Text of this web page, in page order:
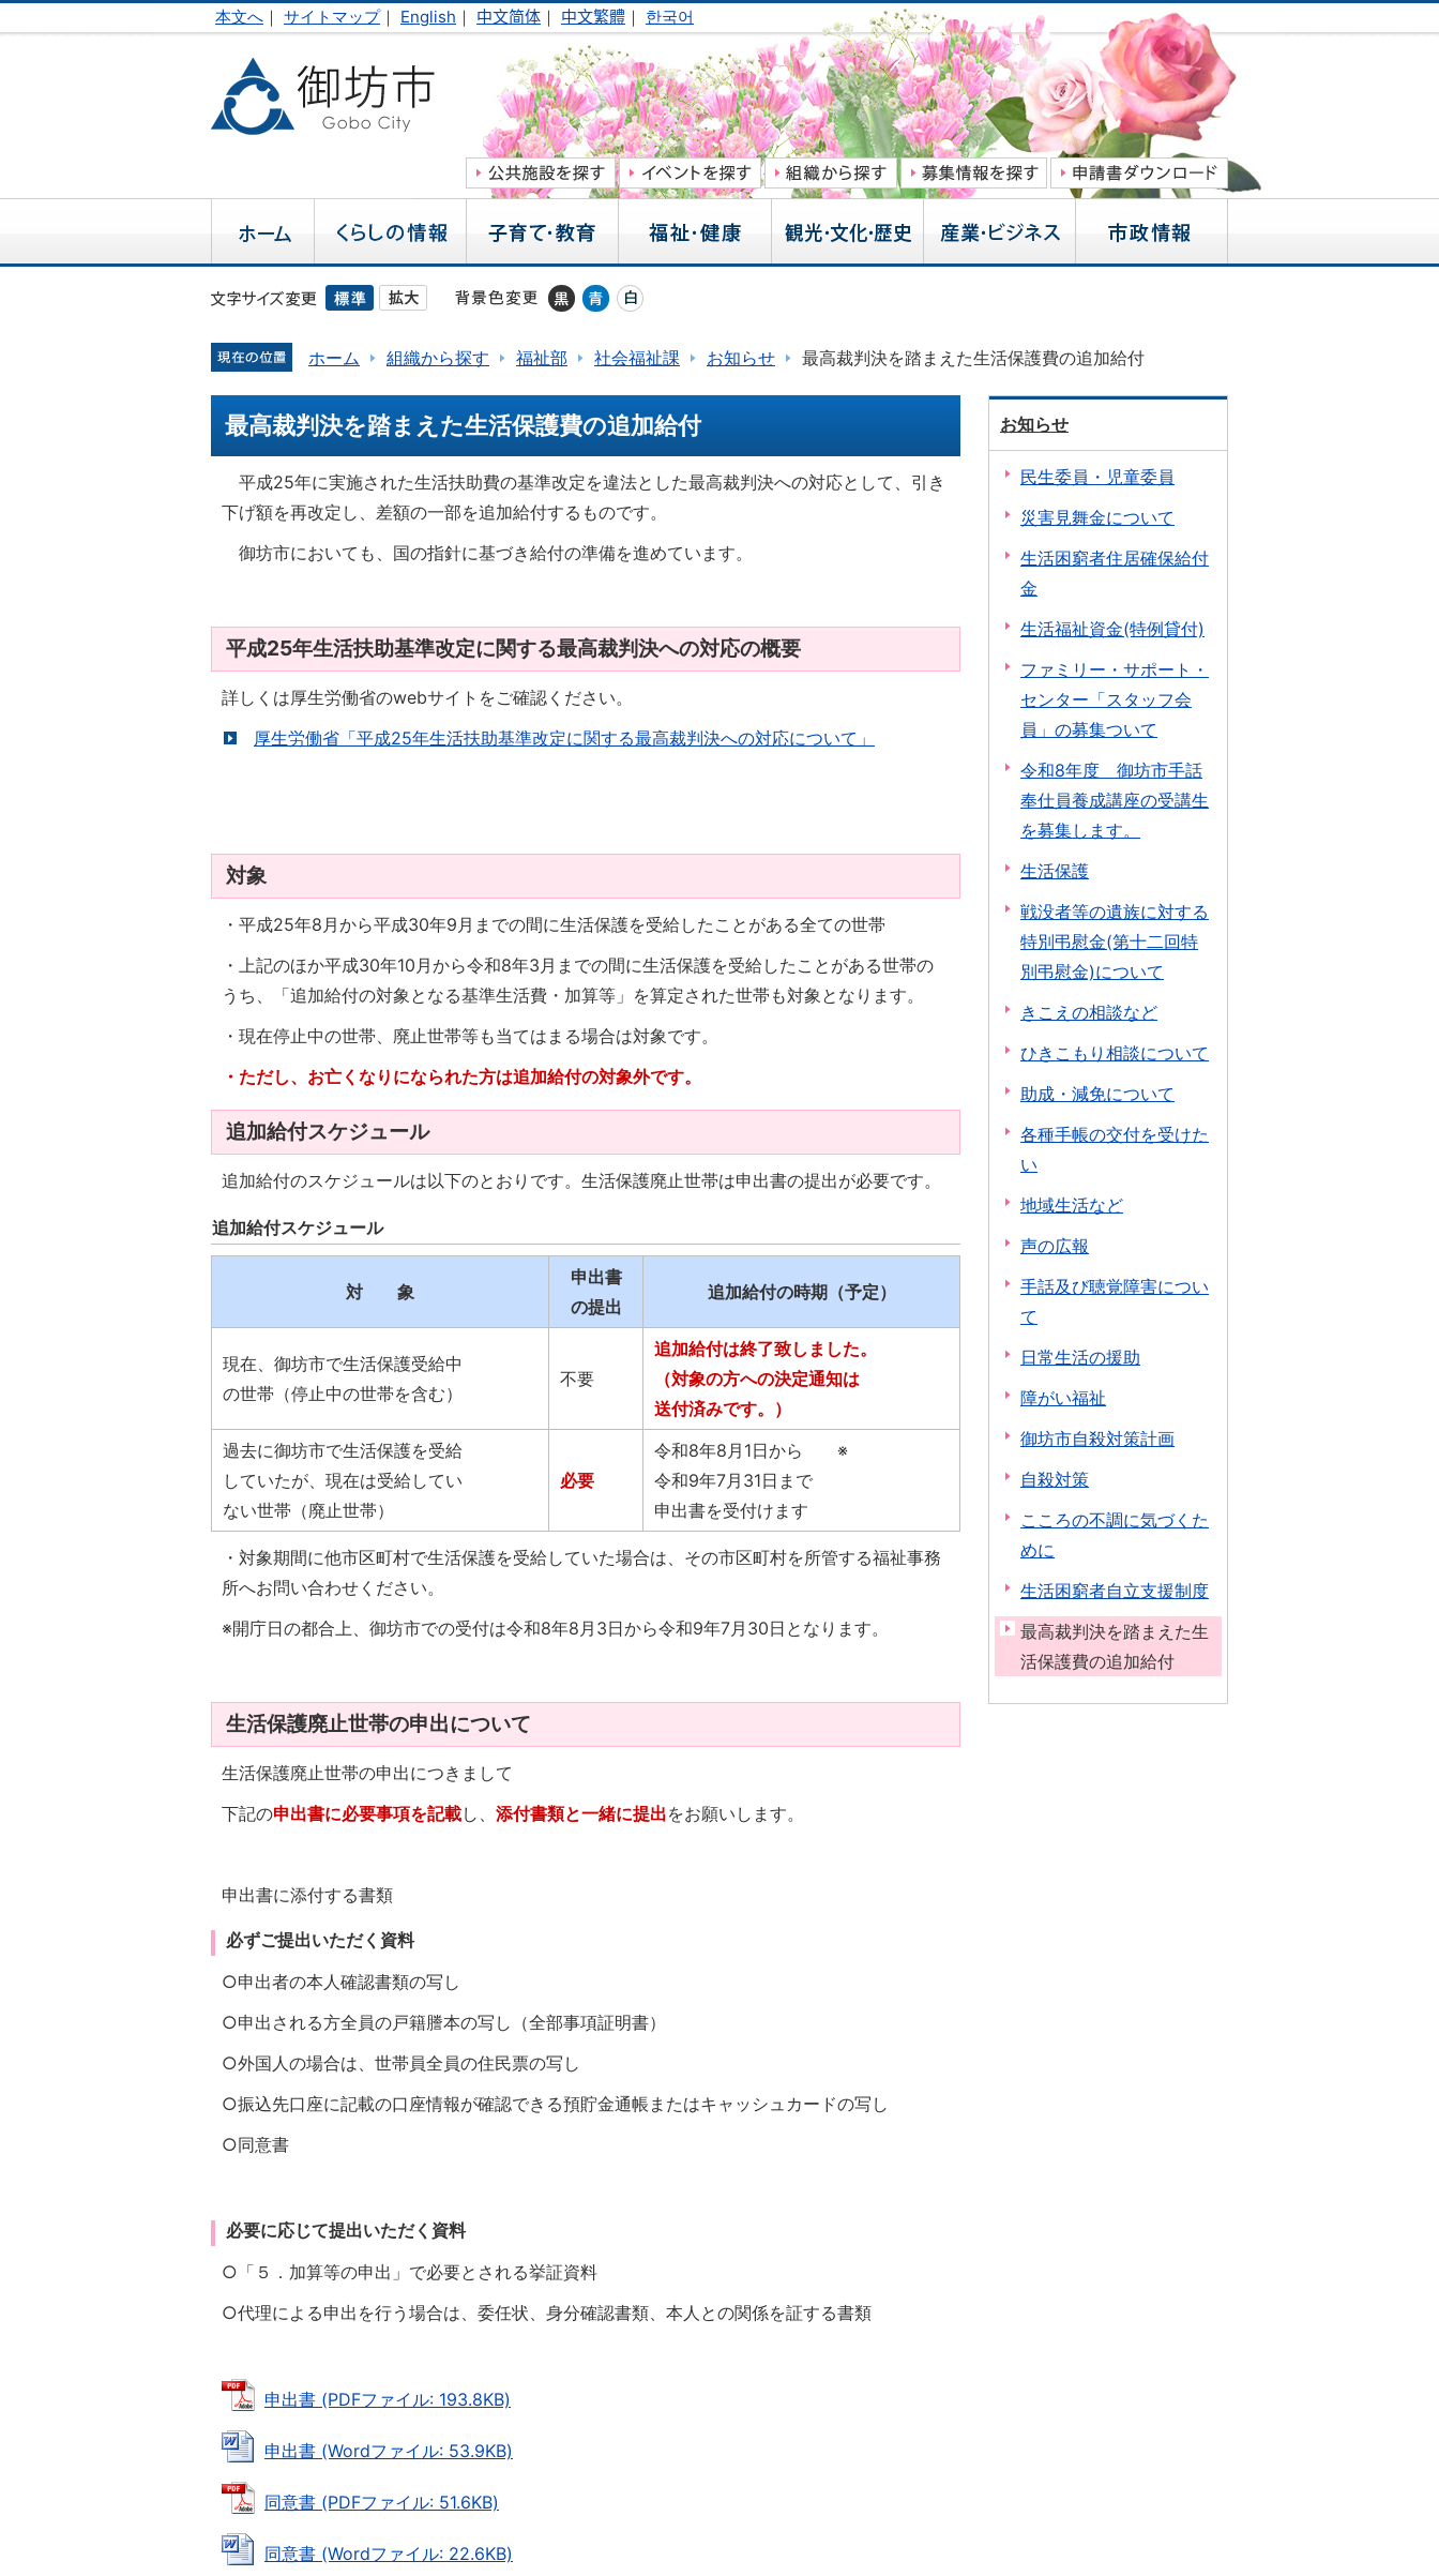
本文へ ｜ サイトマップ｜ English ｜ 中文简体 ｜ 中文繁體 ｜ 한국어
ホーム 組織から探す 福祉部 社会福祉課 お知らせ 最高裁判決を踏まえた生活保護費の追加給付
最高裁判決を踏まえた生活保護費の追加給付
平成25年に実施された生活扶助費の基準改定を違法とした最高裁判決への対応として、引き
下げ額を再改定し、差額の一部を追加給付するものです。
御坊市においても、国の指針に基づき給付の準備を進めています。
平成25年生活扶助基準改定に関する最高裁判決への対応の概要
詳しくは厚生労働省のwebサイトをご確認ください。
厚生労働省「平成25年生活扶助基準改定に関する最高裁判決への対応について」
対象
・平成25年8月から平成30年9月までの間に生活保護を受給したことがある全ての世帯
・上記のほか平成30年10月から令和8年3月までの間に生活保護を受給したことがある世帯の
うち、「追加給付の対象となる基準生活費・加算等」を算定された世帯も対象となります。
・現在停止中の世帯、廃止世帯等も当てはまる場合は対象です。
・ただし、お亡くなりになられた方は追加給付の対象外です。
追加給付スケジュール
追加給付のスケジュールは以下のとおりです。生活保護廃止世帯は申出書の提出が必要です。
追加給付スケジュール
対 象
申出書
の提出
追加給付の時期（予定）
現在、御坊市で生活保護受給中
の世帯（停止中の世帯を含む）
不要
追加給付は終了致しました。
（対象の方への決定通知は
送付済みです。）
過去に御坊市で生活保護を受給
していたが、現在は受給してい
ない世帯（廃止世帯）
必要
令和8年8月1日から ※
令和9年7月31日まで
申出書を受付けます
・対象期間に他市区町村で生活保護を受給していた場合は、その市区町村を所管する福祉事務
所へお問い合わせください。
※開庁日の都合上、御坊市での受付は令和8年8月3日から令和9年7月30日となります。
生活保護廃止世帯の申出について
生活保護廃止世帯の申出につきまして
下記の申出書に必要事項を記載し、 添付書類と一緒に提出をお願いします。
申出書に添付する書類
必ずご提出いただく資料
○申出者の本人確認書類の写し
○申出される方全員の戸籍謄本の写し（全部事項証明書）
○外国人の場合は、世帯員全員の住民票の写し
○振込先口座に記載の口座情報が確認できる預貯金通帳またはキャッシュカードの写し
○同意書
必要に応じて提出いただく資料
○「５．加算等の申出」で必要とされる挙証資料
○代理による申出を行う場合は、委任状、身分確認書類、本人との関係を証する書類
申出書 (PDFファイル: 193.8KB)
申出書 (Wordファイル: 53.9KB)
同意書 (PDFファイル: 51.6KB)
同意書 (Wordファイル: 22.6KB)
お知らせ
民生委員・児童委員
災害見舞金について
生活困窮者住居確保給付
金
生活福祉資金(特例貸付)
ファミリー・サポート・
センター「スタッフ会
員」の募集ついて
令和8年度 御坊市手話
奉仕員養成講座の受講生
を募集します。
生活保護
戦没者等の遺族に対する
特別弔慰金(第十二回特
別弔慰金)について
きこえの相談など
ひきこもり相談について
助成・減免について
各種手帳の交付を受けた
い
地域生活など
声の広報
手話及び聴覚障害につい
て
日常生活の援助
障がい福祉
御坊市自殺対策計画
自殺対策
こころの不調に気づくた
めに
生活困窮者自立支援制度
最高裁判決を踏まえた生
活保護費の追加給付